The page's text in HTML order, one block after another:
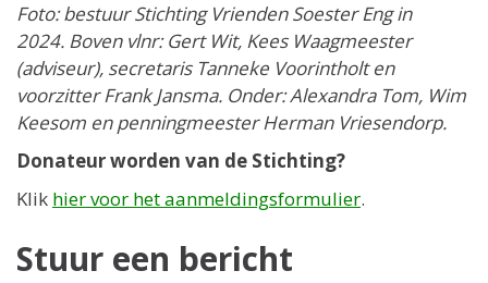
Foto: bestuur Stichting Vrienden Soester Eng in
2024. Boven vlnr: Gert Wit, Kees Waagmeester
(adviseur), secretaris Tanneke Voorintholt en
voorzitter Frank Jansma. Onder: Alexandra Tom, Wim
Keesom en penningmeester Herman Vriesendorp.
Donateur worden van de Stichting?
Klik hier voor het aanmeldingsformulier.
Stuur een bericht